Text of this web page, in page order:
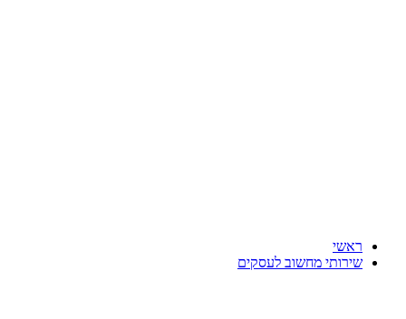
ראשי
שירותי מחשוב לעסקים